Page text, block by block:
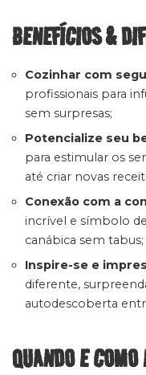
BENEFÍCIOS &
Cozinhar com
profissionais para
sem surpresas;
Potencialize seu
para estimular os
até criar novas
Conexão com a
incrível e símbolo
canábica sem tabus;
Inspire-se e
diferente,
autodescoberta
QUANDO E COMO